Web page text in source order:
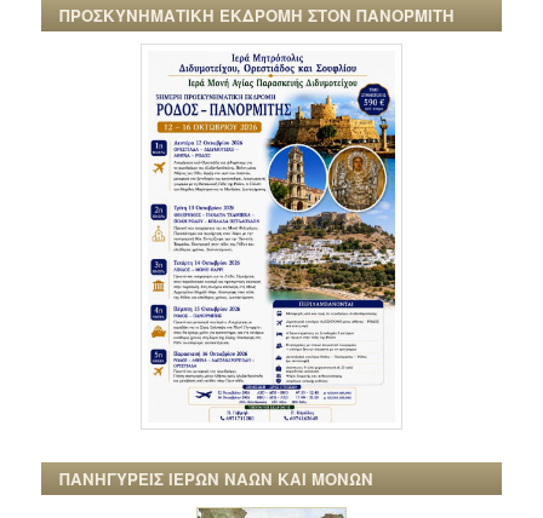
ΠΡΟΣΚΥΝΗΜΑΤΙΚΗ ΕΚΔΡΟΜΗ ΣΤΟΝ ΠΑΝΟΡΜΙΤΗ
ΠΑΝΗΓΥΡΕΙΣ ΙΕΡΩΝ ΝΑΩΝ ΚΑΙ ΜΟΝΩΝ